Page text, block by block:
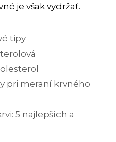
je však vydržať.
tipy
pri meraní krvného
5 najlepších a